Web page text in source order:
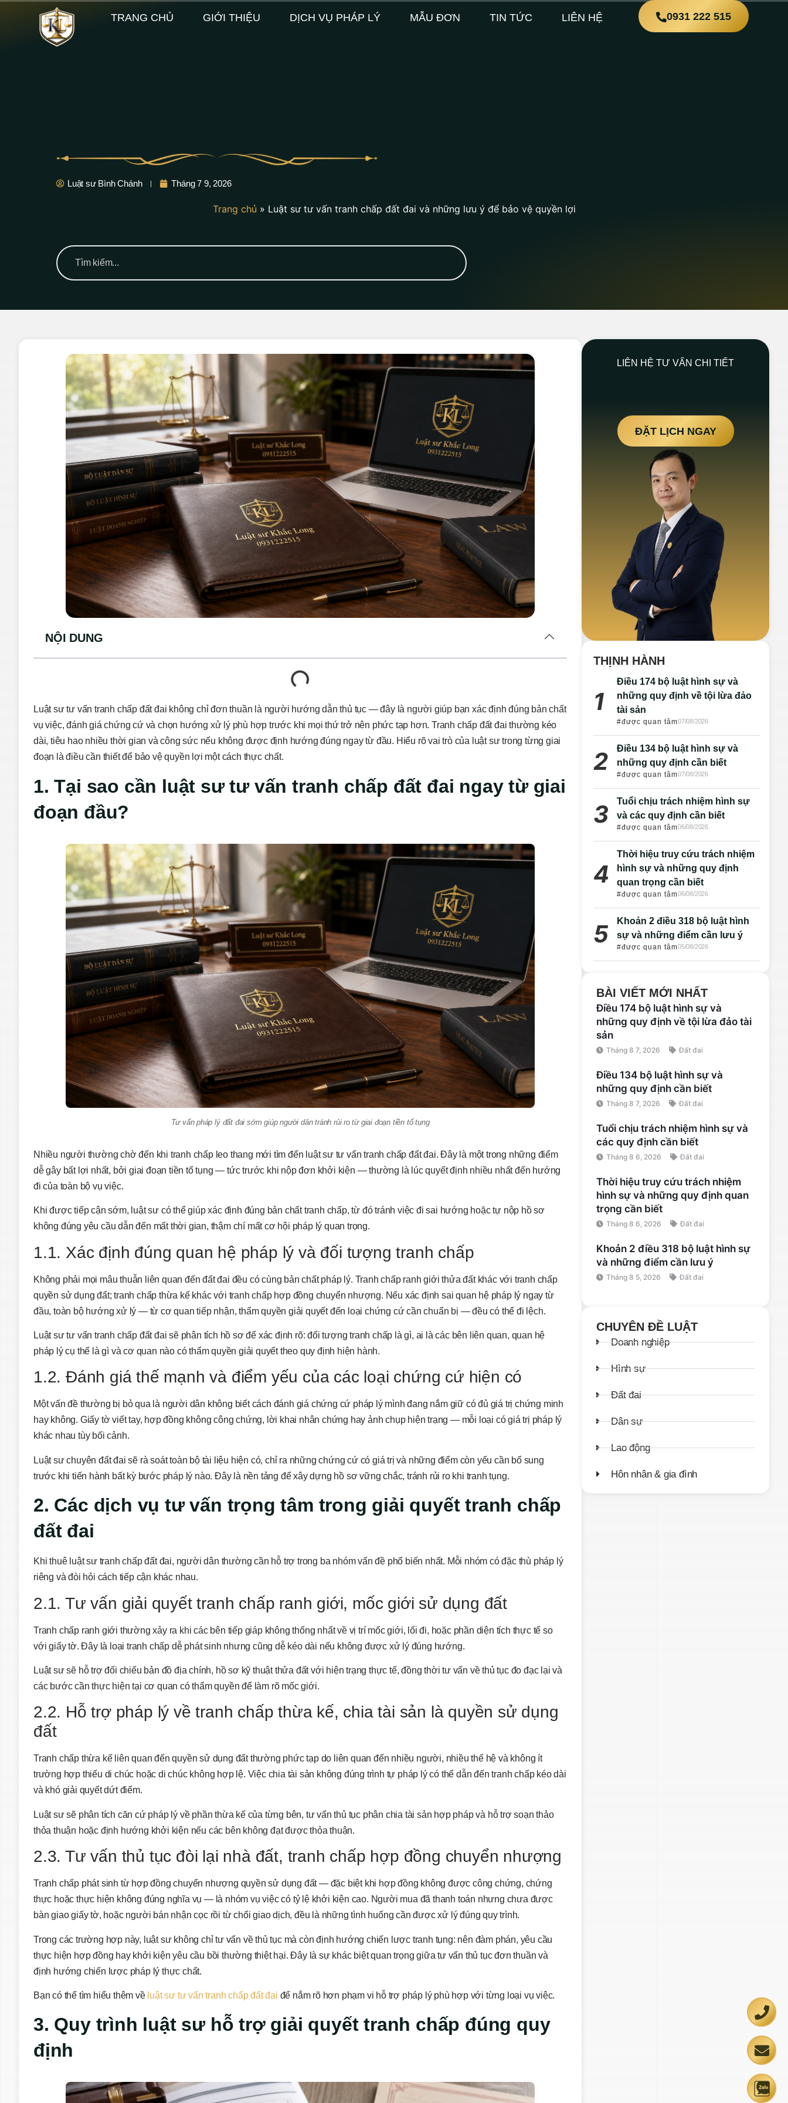
TRANG CHỦ GIỚI THIỆU DỊCH VỤ PHÁP LÝ MẪU ĐƠN TIN TỨC LIÊN HỆ 0931 222 515
Luật sư Bình Chánh Tháng 7 9, 2026
Trang chủ » Luật sư tư vấn tranh chấp đất đai và những lưu ý để bảo vệ quyền lợi
NỘI DUNG
Luật sư tư vấn tranh chấp đất đai không chỉ đơn thuần là người hướng dẫn thủ tục — đây là người giúp bạn xác định đúng bản chất
vụ việc, đánh giá chứng cứ và chọn hướng xử lý phù hợp trước khi mọi thứ trở nên phức tạp hơn. Tranh chấp đất đai thường kéo
dài, tiêu hao nhiều thời gian và công sức nếu không được định hướng đúng ngay từ đầu. Hiểu rõ vai trò của luật sư trong từng giai
đoạn là điều cần thiết để bảo vệ quyền lợi một cách thực chất.
1. Tại sao cần luật sư tư vấn tranh chấp đất đai ngay từ giai
đoạn đầu?
Tư vấn pháp lý đất đai sớm giúp người dân tránh rủi ro từ giai đoạn tiền tố tụng
Nhiều người thường chờ đến khi tranh chấp leo thang mới tìm đến luật sư tư vấn tranh chấp đất đai. Đây là một trong những điểm
dễ gây bất lợi nhất, bởi giai đoạn tiền tố tụng — tức trước khi nộp đơn khởi kiện — thường là lúc quyết định nhiều nhất đến hướng
đi của toàn bộ vụ việc.
Khi được tiếp cận sớm, luật sư có thể giúp xác định đúng bản chất tranh chấp, từ đó tránh việc đi sai hướng hoặc tự nộp hồ sơ
không đúng yêu cầu dẫn đến mất thời gian, thậm chí mất cơ hội pháp lý quan trọng.
1.1. Xác định đúng quan hệ pháp lý và đối tượng tranh chấp
Không phải mọi mâu thuẫn liên quan đến đất đai đều có cùng bản chất pháp lý. Tranh chấp ranh giới thửa đất khác với tranh chấp
quyền sử dụng đất; tranh chấp thừa kế khác với tranh chấp hợp đồng chuyển nhượng. Nếu xác định sai quan hệ pháp lý ngay từ
đầu, toàn bộ hướng xử lý — từ cơ quan tiếp nhận, thẩm quyền giải quyết đến loại chứng cứ cần chuẩn bị — đều có thể đi lệch.
Luật sư tư vấn tranh chấp đất đai sẽ phân tích hồ sơ để xác định rõ: đối tượng tranh chấp là gì, ai là các bên liên quan, quan hệ
pháp lý cụ thể là gì và cơ quan nào có thẩm quyền giải quyết theo quy định hiện hành.
1.2. Đánh giá thế mạnh và điểm yếu của các loại chứng cứ hiện có
Một vấn đề thường bị bỏ qua là người dân không biết cách đánh giá chứng cứ pháp lý mình đang nắm giữ có đủ giá trị chứng minh
hay không. Giấy tờ viết tay, hợp đồng không công chứng, lời khai nhân chứng hay ảnh chụp hiện trạng — mỗi loại có giá trị pháp lý
khác nhau tùy bối cảnh.
Luật sư chuyên đất đai sẽ rà soát toàn bộ tài liệu hiện có, chỉ ra những chứng cứ có giá trị và những điểm còn yếu cần bổ sung
trước khi tiến hành bất kỳ bước pháp lý nào. Đây là nền tảng để xây dựng hồ sơ vững chắc, tránh rủi ro khi tranh tụng.
2. Các dịch vụ tư vấn trọng tâm trong giải quyết tranh chấp
đất đai
Khi thuê luật sư tranh chấp đất đai, người dân thường cần hỗ trợ trong ba nhóm vấn đề phổ biến nhất. Mỗi nhóm có đặc thù pháp lý
riêng và đòi hỏi cách tiếp cận khác nhau.
2.1. Tư vấn giải quyết tranh chấp ranh giới, mốc giới sử dụng đất
Tranh chấp ranh giới thường xảy ra khi các bên tiếp giáp không thống nhất về vị trí mốc giới, lối đi, hoặc phần diện tích thực tế so
với giấy tờ. Đây là loại tranh chấp dễ phát sinh nhưng cũng dễ kéo dài nếu không được xử lý đúng hướng.
Luật sư sẽ hỗ trợ đối chiếu bản đồ địa chính, hồ sơ kỹ thuật thửa đất với hiện trạng thực tế, đồng thời tư vấn về thủ tục đo đạc lại và
các bước cần thực hiện tại cơ quan có thẩm quyền để làm rõ mốc giới.
2.2. Hỗ trợ pháp lý về tranh chấp thừa kế, chia tài sản là quyền sử dụng
đất
Tranh chấp thừa kế liên quan đến quyền sử dụng đất thường phức tạp do liên quan đến nhiều người, nhiều thế hệ và không ít
trường hợp thiếu di chúc hoặc di chúc không hợp lệ. Việc chia tài sản không đúng trình tự pháp lý có thể dẫn đến tranh chấp kéo dài
và khó giải quyết dứt điểm.
Luật sư sẽ phân tích căn cứ pháp lý về phần thừa kế của từng bên, tư vấn thủ tục phân chia tài sản hợp pháp và hỗ trợ soạn thảo
thỏa thuận hoặc định hướng khởi kiện nếu các bên không đạt được thỏa thuận.
2.3. Tư vấn thủ tục đòi lại nhà đất, tranh chấp hợp đồng chuyển nhượng
Tranh chấp phát sinh từ hợp đồng chuyển nhượng quyền sử dụng đất — đặc biệt khi hợp đồng không được công chứng, chứng
thực hoặc thực hiện không đúng nghĩa vụ — là nhóm vụ việc có tỷ lệ khởi kiện cao. Người mua đã thanh toán nhưng chưa được
bàn giao giấy tờ, hoặc người bán nhận cọc rồi từ chối giao dịch, đều là những tình huống cần được xử lý đúng quy trình.
Trong các trường hợp này, luật sư không chỉ tư vấn về thủ tục mà còn định hướng chiến lược tranh tụng: nên đàm phán, yêu cầu
thực hiện hợp đồng hay khởi kiện yêu cầu bồi thường thiệt hại. Đây là sự khác biệt quan trọng giữa tư vấn thủ tục đơn thuần và
định hướng chiến lược pháp lý thực chất.
Bạn có thể tìm hiểu thêm về luật sư tư vấn tranh chấp đất đai để nắm rõ hơn phạm vi hỗ trợ pháp lý phù hợp với từng loại vụ việc.
3. Quy trình luật sư hỗ trợ giải quyết tranh chấp đúng quy
định
LIÊN HỆ TƯ VẤN CHI TIẾT
ĐẶT LỊCH NGAY
THỊNH HÀNH
Điều 174 bộ luật hình sự và
những quy định về tội lừa đảo
tài sản
#được quan tâm07/08/2026
Điều 134 bộ luật hình sự và
những quy định cần biết
#được quan tâm07/08/2026
Tuổi chịu trách nhiệm hình sự
và các quy định cần biết
#được quan tâm06/08/2026
Thời hiệu truy cứu trách nhiệm
hình sự và những quy định
quan trọng cần biết
#được quan tâm06/08/2026
Khoản 2 điều 318 bộ luật hình
sự và những điểm cần lưu ý
#được quan tâm05/08/2026
BÀI VIẾT MỚI NHẤT
Điều 174 bộ luật hình sự và
những quy định về tội lừa đảo tài
sản
Tháng 8 7, 2026 Đất đai
Điều 134 bộ luật hình sự và
những quy định cần biết
Tháng 8 7, 2026 Đất đai
Tuổi chịu trách nhiệm hình sự và
các quy định cần biết
Tháng 8 6, 2026 Đất đai
Thời hiệu truy cứu trách nhiệm
hình sự và những quy định quan
trọng cần biết
Tháng 8 6, 2026 Đất đai
Khoản 2 điều 318 bộ luật hình sự
và những điểm cần lưu ý
Tháng 8 5, 2026 Đất đai
CHUYÊN ĐỀ LUẬT
Doanh nghiệp
Hình sự
Đất đai
Dân sự
Lao động
Hôn nhân & gia đình